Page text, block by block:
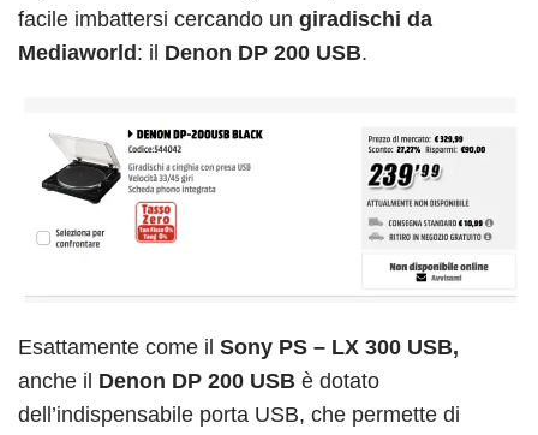
facile imbattersi cercando un giradischi da
Mediaworld : il Denon DP 200 USB.
Esattamente come il Sony PS – LX 300 USB,
anche il Denon DP 200 USB è dotato
dell’indispensabile porta USB, che permette di